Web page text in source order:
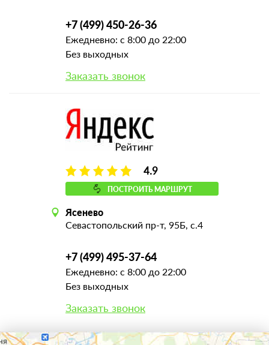
+7 (499) 450-26-36
Ежедневно: с 8:00 до 22:00
Без выходных
Заказать звонок
4.9
ПОСТРОИТЬ МАРШРУТ
Ясенево
Севастопольский пр-т, 95Б, с.4
+7 (499) 495-37-64
Ежедневно: с 8:00 до 22:00
Без выходных
Заказать звонок